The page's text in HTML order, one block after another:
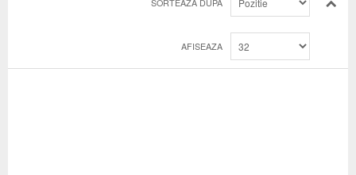
SORTEAZA DUPA
AFISEAZA